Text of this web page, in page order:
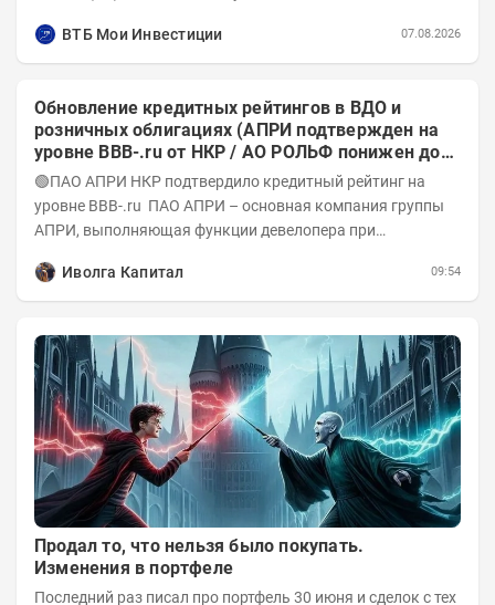
ВТБ Мои Инвестиции
07.08.2026
Обновление кредитных рейтингов в ВДО и
розничных облигациях (АПРИ подтвержден на
уровне BBB-.ru от НКР / АО РОЛЬФ понижен до
А-(RU) / Элит Строй присвоен на уровне BBB.ru)
🟢ПАО АПРИ НКР подтвердило кредитный рейтинг на
уровне BBB-.ru ПАО АПРИ – основная компания группы
АПРИ, выполняющая функции девелопера при
Иволга Капитал
09:54
Продал то, что нельзя было покупать.
Изменения в портфеле
Последний раз писал про портфель 30 июня и сделок с тех